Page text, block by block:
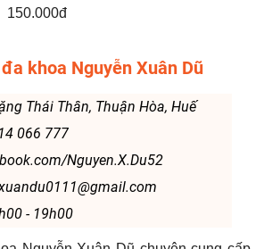
khoa Nguyễn Xuân Dũ
Thái Thân, Thuận Hòa, Huế
066 777
Nguyen.X.Du52
- 19h00